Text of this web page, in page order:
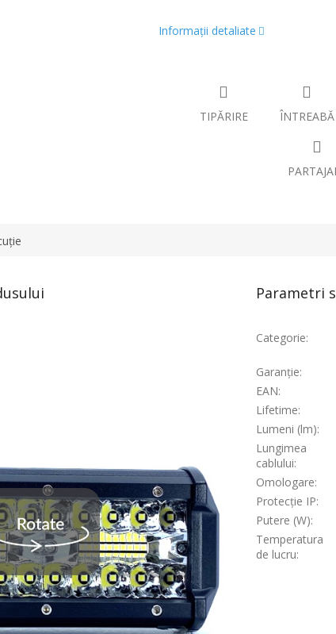
Informaţii detaliate
TIPĂRIRE ÎNTREABĂ
Parametri
Categorie:
Garanţie:
EAN:
Lifetime:
Lumeni (lm):
Lungimea
cablului:
Omologare:
Protecție IP:
Putere (W):
Temperatura
de lucru: